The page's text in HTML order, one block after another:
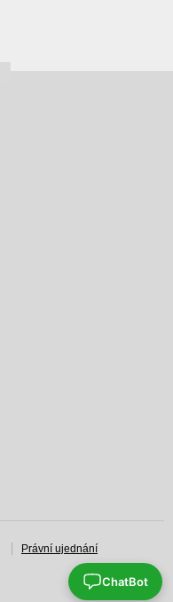
Právní ujednání
ChatBot